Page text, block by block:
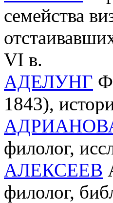
семейства
VI в.
АДЕЛУНГ
1843),
филолог,
АЛЕКСЕЕВ
филолог,